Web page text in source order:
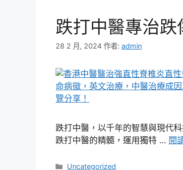
跌打中醫專治跌
28 2 月, 2024 作者: admin
跌打中醫，以千年的智慧與現代
跌打中醫的精髓，運用獨特 … 閱
分
Uncategorized